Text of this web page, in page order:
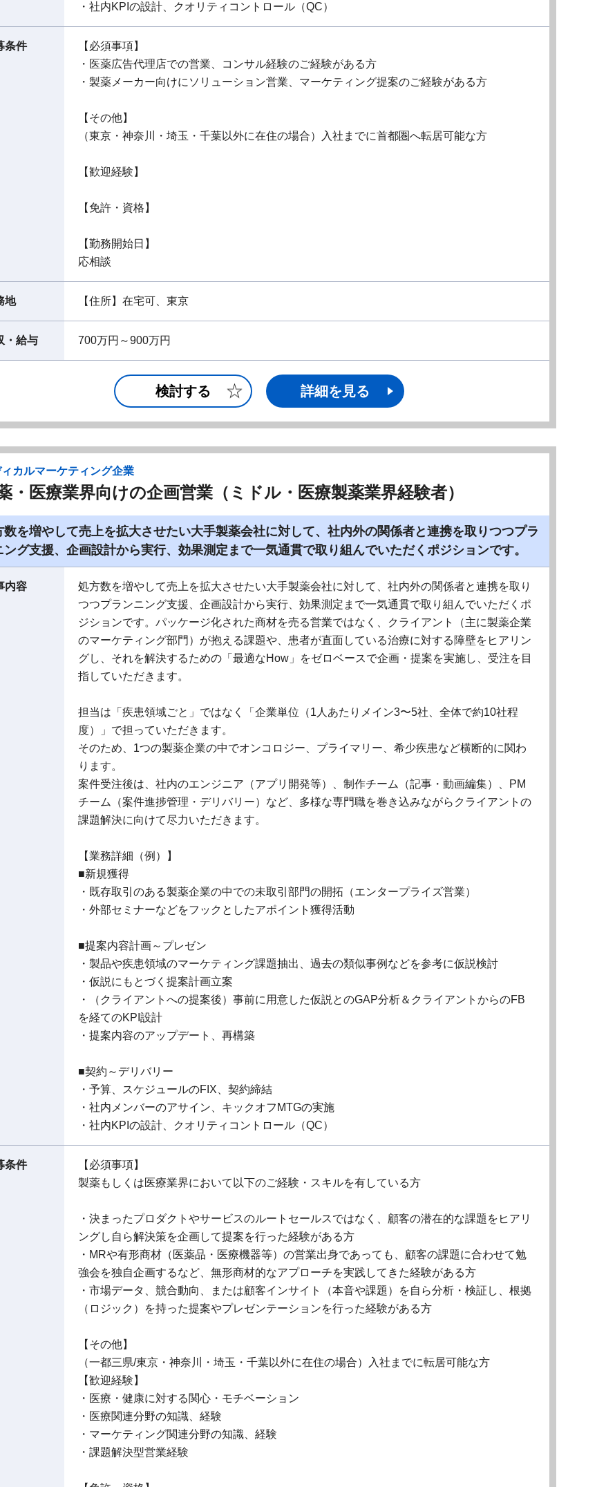
・社内KPIの設計、クオリティコントロール（QC）
条件
【必須事項】
・医薬広告代理店での営業、コンサル経験のご経験がある方
・製薬メーカー向けにソリューション営業、マーケティング提案のご経験がある方
【その他】
（東京・神奈川・埼玉・千葉以外に在住の場合）入社までに首都圏へ転居可能な方
【歓迎経験】
【免許・資格】
【勤務開始日】
応相談
地 【住所】在宅可、東京
・給与 700万円～900万円
検討する 詳細を見る
ィカルマーケティング企業
・医療業界向けの企画営業（ミドル・医療製薬業界経験者）
数を増やして売上を拡大させたい大手製薬会社に対して、社内外の関係者と連携を取りつつプラ
ング支援、企画設計から実行、効果測定まで一気通貫で取り組んでいただくポジションです。
内容
処方数を増やして売上を拡大させたい大手製薬会社に対して、社内外の関係者と連携を取り
つつプランニング支援、企画設計から実行、効果測定まで一気通貫で取り組んでいただくポ
ジションです。パッケージ化された商材を売る営業ではなく、クライアント（主に製薬企業
のマーケティング部門）が抱える課題や、患者が直面している治療に対する障壁をヒアリン
グし、それを解決するための「最適なHow」をゼロベースで企画・提案を実施し、受注を目
指していただきます。
担当は「疾患領域ごと」ではなく「企業単位（1人あたりメイン3〜5社、全体で約10社程
度）」で担っていただきます。
そのため、1つの製薬企業の中でオンコロジー、プライマリー、希少疾患など横断的に関わ
ります。
案件受注後は、社内のエンジニア（アプリ開発等）、制作チーム（記事・動画編集）、PM
チーム（案件進捗管理・デリバリー）など、多様な専門職を巻き込みながらクライアントの
課題解決に向けて尽力いただきます。
【業務詳細（例）】
■新規獲得
・既存取引のある製薬企業の中での未取引部門の開拓（エンタープライズ営業）
・外部セミナーなどをフックとしたアポイント獲得活動
■提案内容計画～プレゼン
・製品や疾患領域のマーケティング課題抽出、過去の類似事例などを参考に仮説検討
・仮説にもとづく提案計画立案
・（クライアントへの提案後）事前に用意した仮説とのGAP分析＆クライアントからのFB
を経てのKPI設計
・提案内容のアップデート、再構築
■契約～デリバリー
・予算、スケジュールのFIX、契約締結
・社内メンバーのアサイン、キックオフMTGの実施
・社内KPIの設計、クオリティコントロール（QC）
条件
【必須事項】
製薬もしくは医療業界において以下のご経験・スキルを有している方
・決まったプロダクトやサービスのルートセールスではなく、顧客の潜在的な課題をヒアリ
ングし自ら解決策を企画して提案を行った経験がある方
・MRや有形商材（医薬品・医療機器等）の営業出身であっても、顧客の課題に合わせて勉
強会を独自企画するなど、無形商材的なアプローチを実践してきた経験がある方
・市場データ、競合動向、または顧客インサイト（本音や課題）を自ら分析・検証し、根拠
（ロジック）を持った提案やプレゼンテーションを行った経験がある方
【その他】
（一都三県/東京・神奈川・埼玉・千葉以外に在住の場合）入社までに転居可能な方
【歓迎経験】
・医療・健康に対する関心・モチベーション
・医療関連分野の知識、経験
・マーケティング関連分野の知識、経験
・課題解決型営業経験